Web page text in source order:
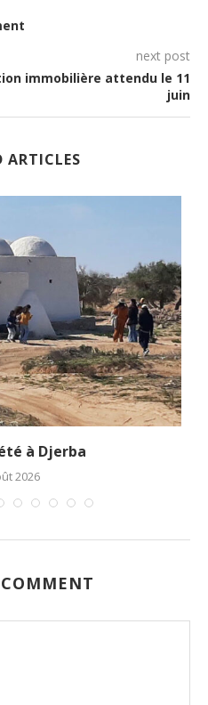
next post
immobilière attendu le 11
juin
ARTICLES
à Djerba
2026